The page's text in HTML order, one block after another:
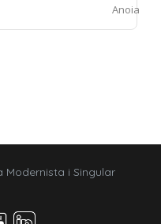
Anoia
i Singular